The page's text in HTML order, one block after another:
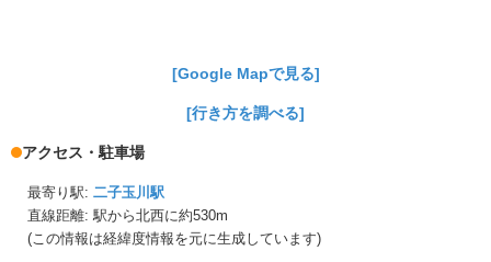
[Google Mapで見る]
[行き方を調べる]
アクセス・駐車場
最寄り駅: 二子玉川駅
直線距離: 駅から北西に約530m
(この情報は経緯度情報を元に生成しています)